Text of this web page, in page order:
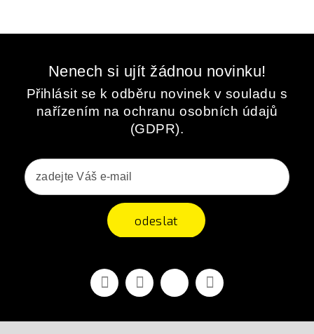
Nenech si ujít žádnou novinku!
Přihlásit se k odběru novinek v souladu s
nařízením na ochranu osobních údajů
(GDPR).
odeslat
FacebookYouTubeVimeo Instagram